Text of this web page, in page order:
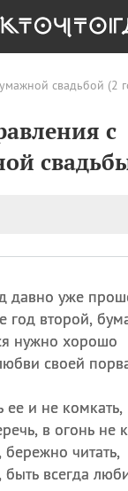
свадьбой (2
с
давно уже
год второй,
нужно хорошо
своей
ее и не комкать,
в огонь не
читать,
быть всегда
08.08
09.08
ИМЕНА
Сегодня